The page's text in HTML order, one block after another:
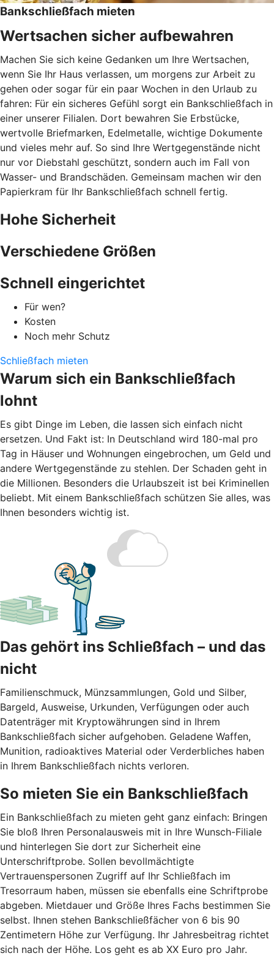
Bankschließfach mieten
Wertsachen sicher aufbewahren
Machen Sie sich keine Gedanken um Ihre Wertsachen,
wenn Sie Ihr Haus verlassen, um morgens zur Arbeit zu
gehen oder sogar für ein paar Wochen in den Urlaub zu
fahren: Für ein sicheres Gefühl sorgt ein Bankschließfach in
einer unserer Filialen. Dort bewahren Sie Erbstücke,
wertvolle Briefmarken, Edelmetalle, wichtige Dokumente
und vieles mehr auf. So sind Ihre Wertgegenstände nicht
nur vor Diebstahl geschützt, sondern auch im Fall von
Wasser- und Brandschäden. Gemeinsam machen wir den
Papierkram für Ihr Bankschließfach schnell fertig.
Hohe Sicherheit
Verschiedene Größen
Schnell eingerichtet
Für wen?
Kosten
Noch mehr Schutz
Schließfach mieten
Warum sich ein Bankschließfach
lohnt
Es gibt Dinge im Leben, die lassen sich einfach nicht
ersetzen. Und Fakt ist: In Deutschland wird 180-mal pro
Tag in Häuser und Wohnungen eingebrochen, um Geld und
andere Wertgegenstände zu stehlen. Der Schaden geht in
die Millionen. Besonders die Urlaubszeit ist bei Kriminellen
beliebt. Mit einem Bankschließfach schützen Sie alles, was
Ihnen besonders wichtig ist.
Das gehört ins Schließfach – und das
nicht
Familienschmuck, Münzsammlungen, Gold und Silber,
Bargeld, Ausweise, Urkunden, Verfügungen oder auch
Datenträger mit Kryptowährungen sind in Ihrem
Bankschließfach sicher aufgehoben. Geladene Waffen,
Munition, radioaktives Material oder Verderbliches haben
in Ihrem Bankschließfach nichts verloren.
So mieten Sie ein Bankschließfach
Ein Bankschließfach zu mieten geht ganz einfach: Bringen
Sie bloß Ihren Personalausweis mit in Ihre Wunsch-Filiale
und hinterlegen Sie dort zur Sicherheit eine
Unterschriftprobe. Sollen bevollmächtigte
Vertrauenspersonen Zugriff auf Ihr Schließfach im
Tresorraum haben, müssen sie ebenfalls eine Schriftprobe
abgeben. Mietdauer und Größe Ihres Fachs bestimmen Sie
selbst. Ihnen stehen Bankschließfächer von 6 bis 90
Zentimetern Höhe zur Verfügung. Ihr Jahresbeitrag richtet
sich nach der Höhe. Los geht es ab XX Euro pro Jahr.